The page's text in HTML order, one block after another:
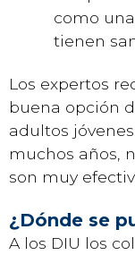
como
tienen
Los expertos
buena opción
adultos
muchos años,
son muy
¿Dónde se
A los DIU los